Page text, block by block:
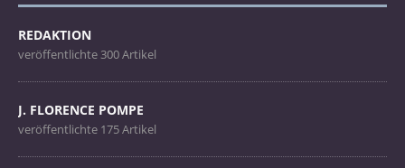
REDAKTION
veröffentlichte 300 Artikel
J. FLORENCE POMPE
veröffentlichte 175 Artikel